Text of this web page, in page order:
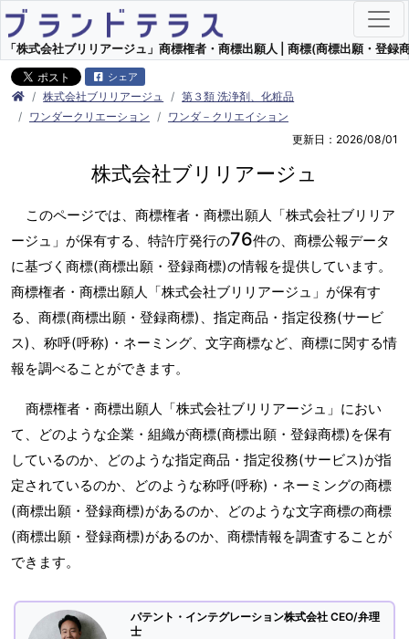
「株式会社ブリリアージュ」商標権者・商標出願人 | 商標(商標出願・登録
シェア
株式会社ブリリアージュ
第３類 洗浄剤、化粧品
ワンダークリエーション
ワンダ－クリエイション
更新日：2026/08/01
株式会社ブリリアージュ
このページでは、商標権者・商標出願人「株式会社ブリリア
ージュ」が保有する、特許庁発行の76件の、商標公報データ
に基づく商標(商標出願・登録商標)の情報を提供しています。
商標権者・商標出願人「株式会社ブリリアージュ」が保有す
る、商標(商標出願・登録商標)、指定商品・指定役務(サービ
ス)、称呼(呼称)・ネーミング、文字商標など、商標に関する情
報を調べることができます。
商標権者・商標出願人「株式会社ブリリアージュ」におい
て、どのような企業・組織が商標(商標出願・登録商標)を保有
しているのか、どのような指定商品・指定役務(サービス)が指
定されているのか、どのような称呼(呼称)・ネーミングの商標
(商標出願・登録商標)があるのか、どのような文字商標の商標
(商標出願・登録商標)があるのか、商標情報を調査することが
できます。
パテント・インテグレーション株式会社 CEO/弁理
士